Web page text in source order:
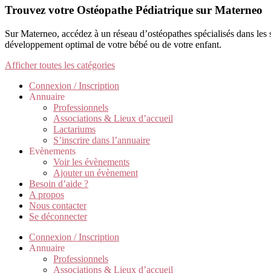
Trouvez votre Ostéopathe Pédiatrique sur Materneo
Sur Materneo, accédez à un réseau d’ostéopathes spécialisés dans
développement optimal de votre bébé ou de votre enfant.
Afficher toutes les catégories
Connexion / Inscription
Annuaire
Professionnels
Associations & Lieux d’accueil
Lactariums
S’inscrire dans l’annuaire
Evènements
Voir les évènements
Ajouter un évènement
Besoin d’aide ?
A propos
Nous contacter
Se déconnecter
Connexion / Inscription
Annuaire
Professionnels
Associations & Lieux d’accueil